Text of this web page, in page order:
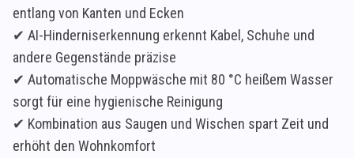
entlang von Kanten und Ecken
✔ AI-Hinderniserkennung erkennt Kabel, Schuhe und
andere Gegenstände präzise
✔ Automatische Moppwäsche mit 80 °C heißem Wasser
sorgt für eine hygienische Reinigung
✔ Kombination aus Saugen und Wischen spart Zeit und
erhöht den Wohnkomfort